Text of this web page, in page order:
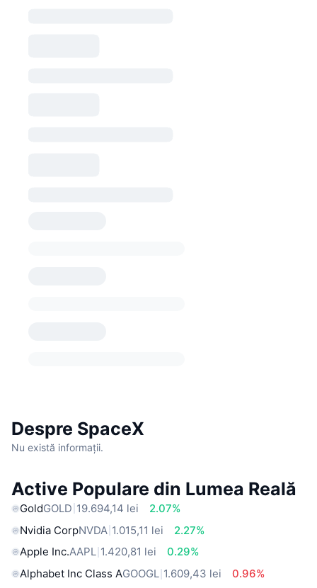
Despre SpaceX
Nu există informații.
Active Populare din Lumea Reală
GoldGOLD 19.694,14 lei
2.07%
Nvidia CorpNVDA 1.015,11 lei
2.27%
Apple Inc.AAPL 1.420,81 lei
0.29%
Alphabet Inc Class AGOOGL 1.609,43 lei
0.96%